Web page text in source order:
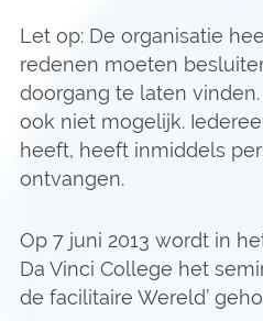
Let op: De organisatie
redenen moeten
doorgang te laten
ook niet mogelijk.
heeft, heeft inmiddels
ontvangen.
Op 7 juni 2013 wordt in
Da Vinci College het
de facilitaire Wereld’